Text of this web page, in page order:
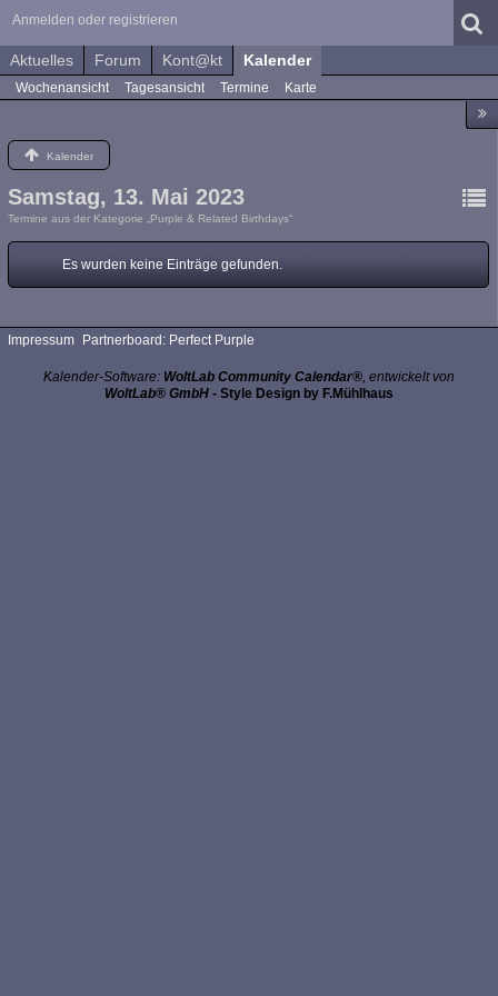
Anmelden oder registrieren
Aktuelles Forum Kont@kt Kalender
Wochenansicht Tagesansicht Termine Karte
Kalender
Samstag, 13. Mai 2023
Termine aus der Kategorie „Purple & Related Birthdays“
Es wurden keine Einträge gefunden.
Impressum Partnerboard: Perfect Purple
Kalender-Software: WoltLab Community Calendar®, entwickelt von
WoltLab® GmbH